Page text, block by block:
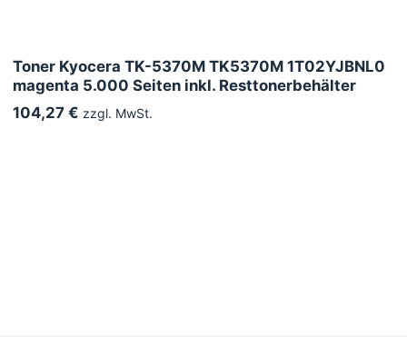
Toner Kyocera TK-5370M TK5370M 1T02YJBNL0
magenta 5.000 Seiten inkl. Resttonerbehälter
104,27 € zzgl. MwSt.